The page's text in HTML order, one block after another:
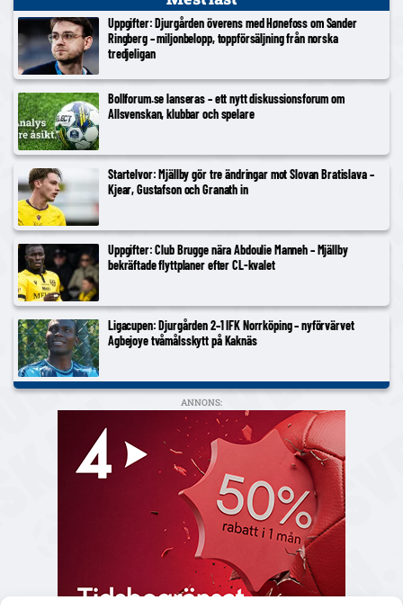
Uppgifter: Djurgården överens med Hønefoss om Sander
Ringberg – miljonbelopp, toppförsäljning från norska
tredjeligan
Bollforum.se lanseras – ett nytt diskussionsforum om
Allsvenskan, klubbar och spelare
Startelvor: Mjällby gör tre ändringar mot Slovan Bratislava –
Kjear, Gustafson och Granath in
Uppgifter: Club Brugge nära Abdoulie Manneh – Mjällby
bekräftade flyttplaner efter CL-kvalet
Ligacupen: Djurgården 2–1 IFK Norrköping – nyförvärvet
Agbejoye tvåmålsskytt på Kaknäs
ANNONS: